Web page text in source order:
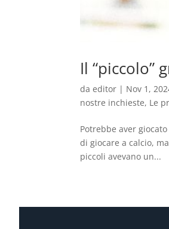
Il “piccolo”
daeditor | Nov 1,
nostre inchieste, Le
Potrebbe aver
di giocare a calcio,
piccoli avevano un...